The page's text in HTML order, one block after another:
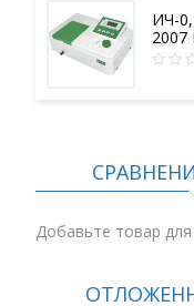
ИЧ-
Добавьте товар